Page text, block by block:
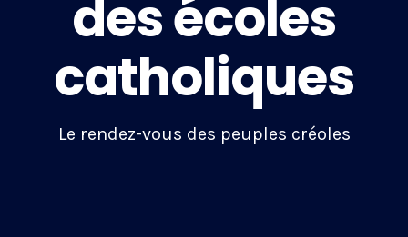
des écoles
catholiques
Le rendez-vous des peuples créoles